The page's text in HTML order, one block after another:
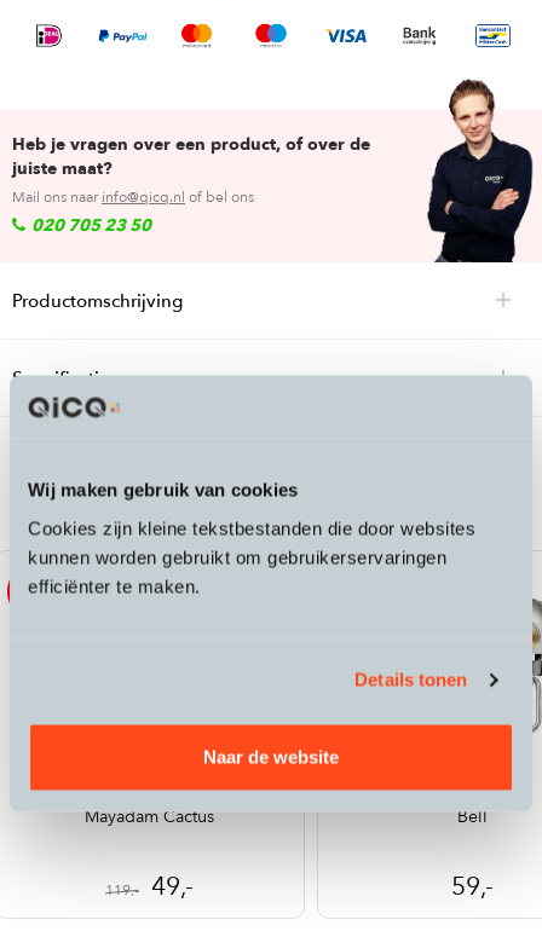
Wij maken gebruik van cookies
Cookies zijn kleine tekstbestanden die door websites
kunnen worden gebruikt om gebruikerservaringen
efficiënter te maken.
Details tonen
Naar de website
Heb je vragen over een product, of over de
juiste maat?
Mail ons naar info@qicq.nl of bel ons
020 705 23 50
Productomschrijving
Specificaties
Women Vest Cobalt
Sale
Maloja
Mayadam Cactus
119,- 49,-
Spurcycle
Bell
59,-